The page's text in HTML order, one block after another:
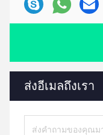
ส่งอีเมลถึงเรา